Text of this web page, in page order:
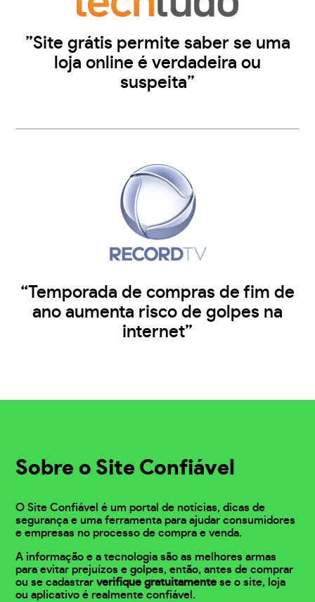
”Site grátis permite saber se uma
loja online é verdadeira ou
suspeita”
“Temporada de compras de fim de
ano aumenta risco de golpes na
internet”
Sobre o Site Confiável
O Site Confiável é um portal de notícias, dicas de
segurança e uma ferramenta para ajudar consumidores
e empresas no processo de compra e venda.
A informação e a tecnologia são as melhores armas
para evitar prejuízos e golpes, então, antes de comprar
ou se cadastrarverifique gratuitamente se o site, loja
ou aplicativo é realmente confiável.